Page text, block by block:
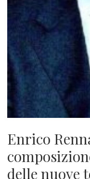
Enrico
delle nuove